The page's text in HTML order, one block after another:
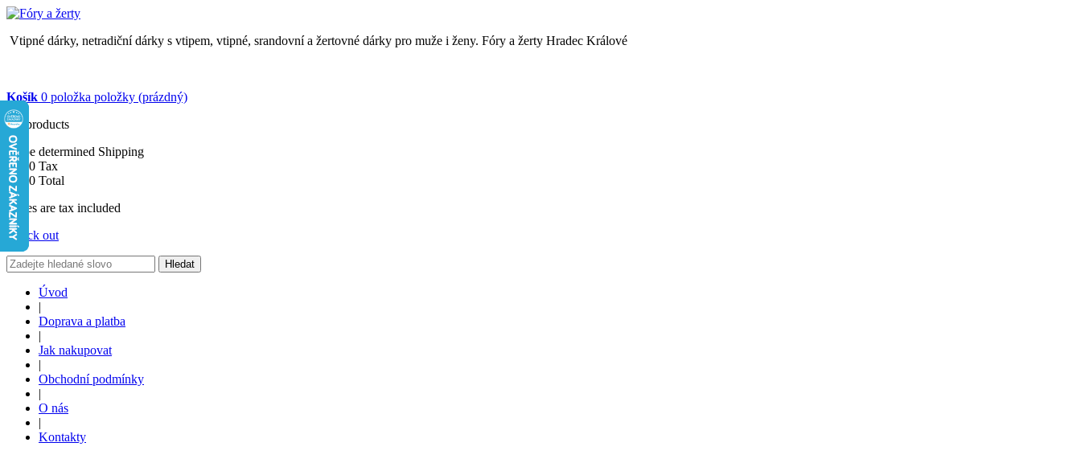
Vtipné dárky, netradiční dárky s vtipem, vtipné, srandovní a žertovné dárky pro muže i ženy. Fóry a žerty Hradec Králové
Košík 0 položka položky (prázdný)
No products
To be determined Shipping
$0.00 Tax
$0.00 Total
Prices are tax included
Check out
Hledat
Úvod
|
Doprava a platba
|
Jak nakupovat
|
Obchodní podmínky
|
O nás
|
Kontakty